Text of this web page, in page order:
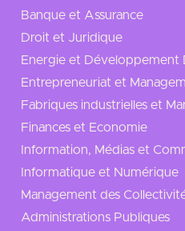
Banque et Assurance
Droit et Juridique
Energie et Développement
Entrepreneuriat et
Fabriques industrielles et
Finances et Economie
Information, Médias et
Informatique et Numérique
Management des
Administrations Publiques